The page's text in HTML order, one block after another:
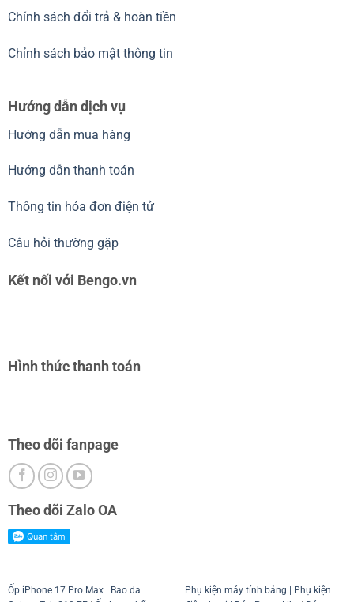
Chính sách đổi trả & hoàn tiền
Chỉnh sách bảo mật thông tin
Hướng dẫn dịch vụ
Hướng dẫn mua hàng
Hướng dẫn thanh toán
Thông tin hóa đơn điện tử
Câu hỏi thường gặp
Kết nối với Bengo.vn
Hình thức thanh toán
Theo dõi fanpage
Theo dõi Zalo OA
Ốp iPhone 17 Pro Max| Bao da
Phụ kiện máy tính bảng | Phụ kiện